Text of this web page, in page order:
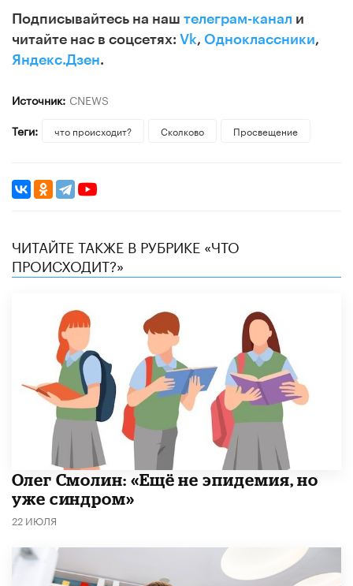
Подписывайтесь на наш телеграм-канал и
читайте нас в соцсетях: Vk, Одноклассники,
Яндекс.Дзен.
Источник: CNEWS
Теги:
что происходит? Сколково Просвещение
ЧИТАЙТЕ ТАКЖЕ В РУБРИКЕ «ЧТО
ПРОИСХОДИТ?»
​Олег Смолин: «Ещё не эпидемия, но
уже синдром»
22 ИЮЛЯ